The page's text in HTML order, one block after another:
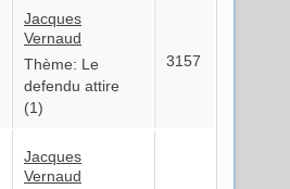
Jacques
Vernaud
Thème: Le
defendu attire
(1)
3157
Jacques
Vernaud